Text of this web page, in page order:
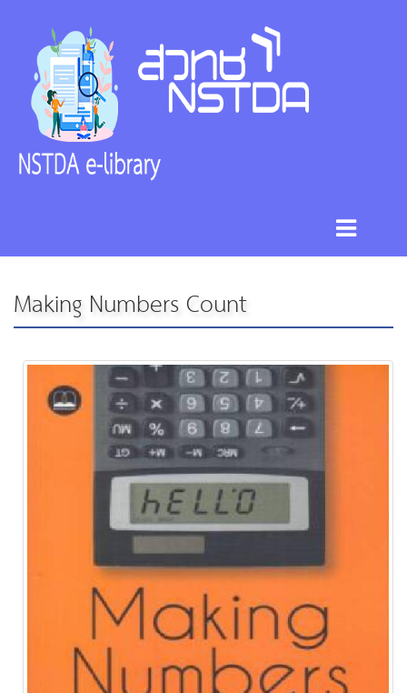
Making Numbers Count